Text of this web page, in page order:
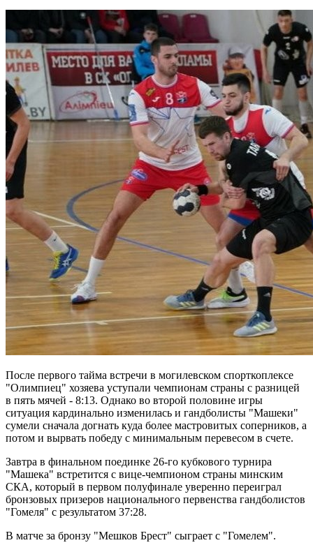
После первого тайма встречи в могилевском спорткоплексе
"Олимпиец" хозяева уступали чемпионам страны с разницей
в пять мячей - 8:13. Однако во второй половине игры
ситуация кардинально изменилась и гандболисты "Машеки"
сумели сначала догнать куда более мастровитых соперников, а
потом и вырвать победу с минимальным перевесом в счете.
Завтра в финальном поединке 26-го кубкового турнира
"Машека" встретится с вице-чемпионом страны минским
СКА, который в первом полуфинале уверенно переиграл
бронзовых призеров национального первенства гандболистов
"Гомеля" с результатом 37:28.
В матче за бронзу "Мешков Брест" сыграет с "Гомелем".